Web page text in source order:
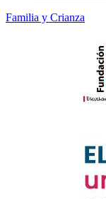
Familia y Crianza